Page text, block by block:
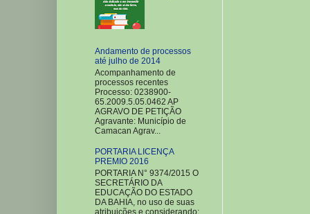
Andamento de processos
até julho de 2014
Acompanhamento de
processos recentes
Processo: 0238900-
65.2009.5.05.0462 AP
AGRAVO DE PETIÇÃO
Agravante: Município de
Camacan Agrav...
PORTARIA LICENÇA
PREMIO 2016
PORTARIA N° 9374/2015 O
SECRETÁRIO DA
EDUCAÇÃO DO ESTADO
DA BAHIA, no uso de suas
atribuições e considerando: